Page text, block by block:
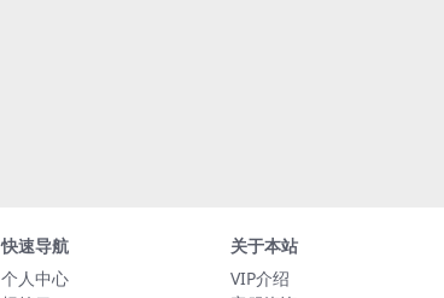
快速导航
个人中心
关于本站
VIP介绍